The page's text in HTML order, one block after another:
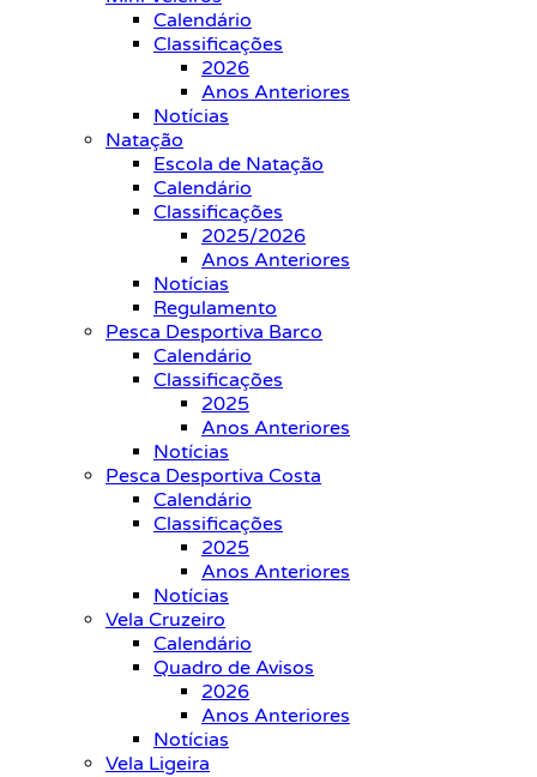
Calendário
Classificações
2026
Anos Anteriores
Notícias
Natação
Escola de Natação
Calendário
Classificações
2025/2026
Anos Anteriores
Notícias
Regulamento
Pesca Desportiva Barco
Calendário
Classificações
2025
Anos Anteriores
Notícias
Pesca Desportiva Costa
Calendário
Classificações
2025
Anos Anteriores
Notícias
Vela Cruzeiro
Calendário
Quadro de Avisos
2026
Anos Anteriores
Notícias
Vela Ligeira